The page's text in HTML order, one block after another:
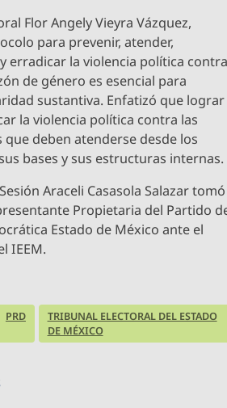
Flor Angely Vieyra Vázquez,
para prevenir, atender,
erradicar la violencia política
de género es esencial para
sustantiva. Enfatizó que lograr
la violencia política contra las
deben atenderse desde los
bases y sus estructuras internas.
Araceli Casasola Salazar tomó
Propietaria del Partido
Estado de México ante el
IEEM.
PRD
TRIBUNAL ELECTORAL DEL ESTADO
DE MÉXICO